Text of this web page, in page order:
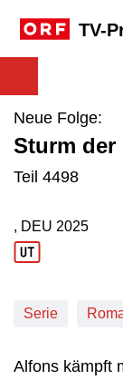
TV-
Neue Folge:
Sturm der
Teil 4498
Produktionsland:
, DEU
Produktionsjahr:
2025
Serie
Alfons kämpft